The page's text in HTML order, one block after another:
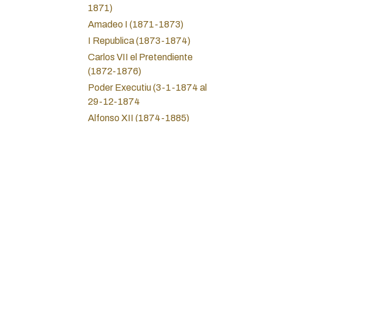
1871)
Amadeo I (1871-1873)
I Republica (1873-1874)
Carlos VII el Pretendiente
(1872-1876)
Poder Executiu (3-1-1874 al
29-12-1874
Alfonso XII (1874-1885)